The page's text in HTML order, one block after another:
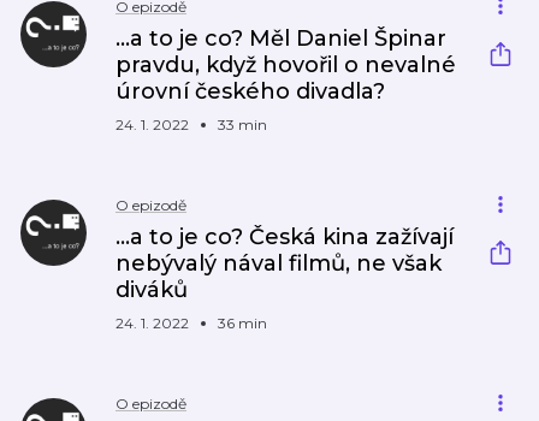
O epizodě
...a to je co? Měl Daniel Špinar
pravdu, když hovořil o nevalné
úrovní českého divadla?
24. 1. 2022 33 min
O epizodě
...a to je co? Česká kina zažívají
nebývalý nával filmů, ne však
diváků
24. 1. 2022 36 min
O epizodě